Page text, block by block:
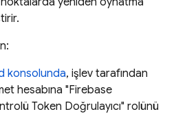
konsolunda, işlev tarafından
hesabına "Firebase
Token Doğrulayıcı" rolünü